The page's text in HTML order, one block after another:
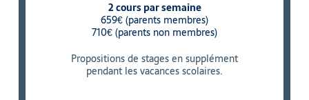
2 cours par semaine
659€ (parents membres)
710€ (parents non membres)
Propositions de stages en supplément
pendant les vacances scolaires.